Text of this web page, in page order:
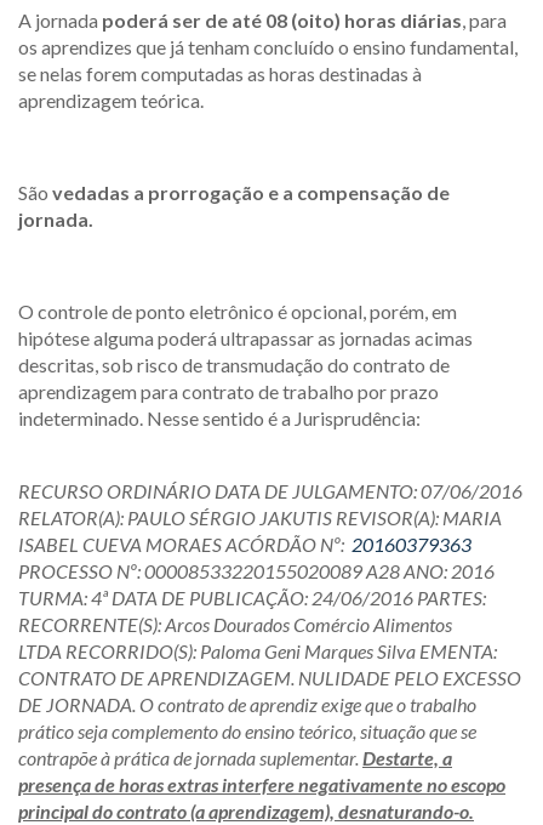
A jornada poderá ser de até 08 (oito) horas diárias, para
os aprendizes que já tenham concluído o ensino fundamental,
se nelas forem computadas as horas destinadas à
aprendizagem teórica.
São vedadas a prorrogação e a compensação de
jornada.
O controle de ponto eletrônico é opcional, porém, em
hipótese alguma poderá ultrapassar as jornadas acimas
descritas, sob risco de transmudação do contrato de
aprendizagem para contrato de trabalho por prazo
indeterminado. Nesse sentido é a Jurisprudência:
RECURSO ORDINÁRIO DATA DE JULGAMENTO:07/06/2016
RELATOR(A): PAULO SÉRGIO JAKUTIS REVISOR(A): MARIA
ISABEL CUEVA MORAES ACÓRDÃO Nº: 20160379363
PROCESSO Nº:00008533220155020089 A28ANO: 2016
TURMA:4ª DATA DE PUBLICAÇÃO: 24/06/2016 PARTES:
RECORRENTE(S): Arcos Dourados Comércio Alimentos
LTDA RECORRIDO(S): Paloma Geni Marques Silva EMENTA:
CONTRATO DE APRENDIZAGEM. NULIDADE PELO EXCESSO
DE JORNADA. O contrato de aprendiz exige que o trabalho
prático seja complemento do ensino teórico, situação que se
contrapõe à prática de jornada suplementar.Destarte, a
presença de horas extras interfere negativamente no escopo
principal do contrato (a aprendizagem), desnaturando-o.